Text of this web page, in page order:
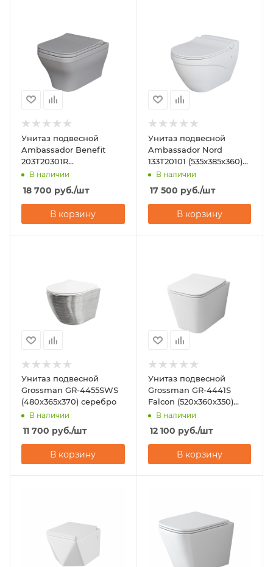
Унитаз подвесной
Ambassador Benefit
203T20301R
(535х340х360)
В наличии
18 700 руб./шт
В корзину
Унитаз подвесной
Ambassador Nord
133T20101 (535х385х360)
белый
В наличии
17 500 руб./шт
В корзину
Унитаз подвесной
Grossman GR-4455SWS
(480х365х370) серебро
В наличии
11 700 руб./шт
В корзину
Унитаз подвесной
Grossman GR-4441S
Falcon (520х360х350)
белый
В наличии
12 100 руб./шт
В корзину